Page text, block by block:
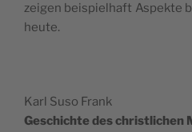
zeigen beispiel­haft Aspek­te
heute.
Karl Suso Frank
Geschichte des christlichen